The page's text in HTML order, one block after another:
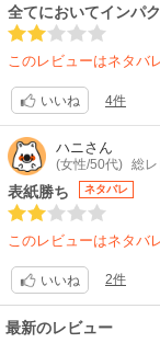
全てにおいてインパ
このレビューはネタバ
いいね 4件
ハニさん
(女性/50代) 総
表紙勝ち ネタバレ
このレビューはネタバ
いいね 2件
最新のレビュー